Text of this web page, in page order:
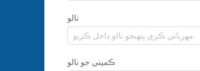
نالو
ڪمپني جو نالو